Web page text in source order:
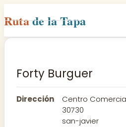
Rutade la Tapa
Inicio
Rutas
Forty Burguer
Dirección
Centro
30730
san-javier